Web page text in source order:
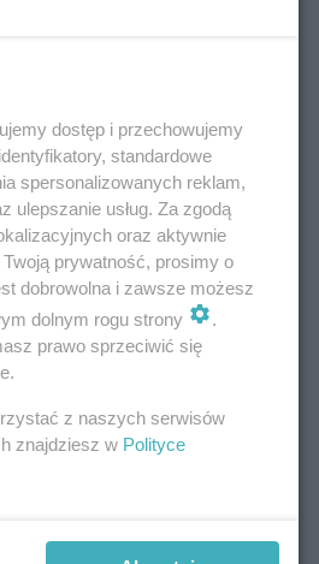
REKLAMA
dostęp i przechowujemy
standardowe
spersonalizowanych reklam,
ulepszanie usług. Za zgodą
oraz aktywnie
prywatność, prosimy o
dobrowolna i zawsze możesz
dolnym rogu strony
.
prawo sprzeciwić się
z naszych serwisów
znajdziesz w Polityce